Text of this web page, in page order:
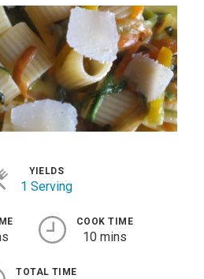
YIELDS
1 Serving
COOK TIME
10 mins
TOTAL TIME